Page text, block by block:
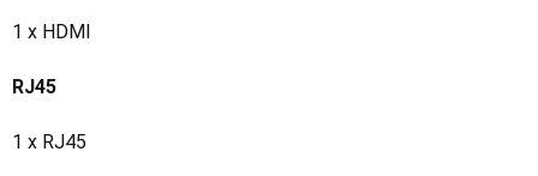
1 x HDMI
RJ45
1 x RJ45